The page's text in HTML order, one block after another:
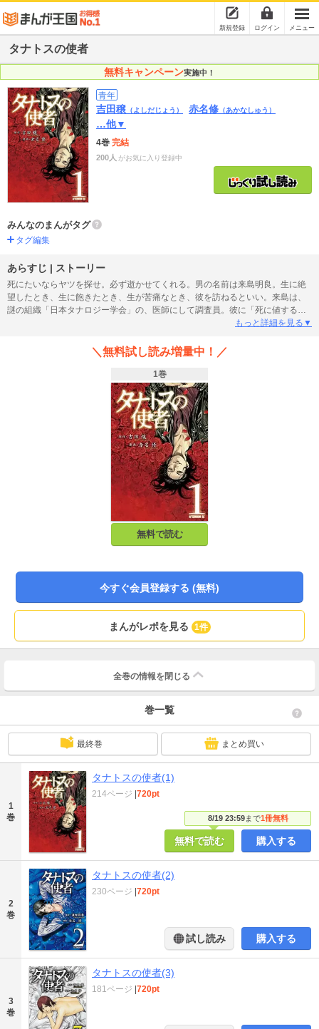
新規登録 ログイン メニュー
タナトスの使者
無料キャンペーン実施中！
青年
吉田穣 （よしだじょう） 赤名修 （あかなしゅう）
…他▼
4巻 完結
200人 がお気に入り登録中
みんなのまんがタグ
タグ編集
あらすじ | ストーリー
死にたいならヤツを探せ。必ず逝かせてくれる。男の名前は来島明良。生に絶
望したとき、生に飽きたとき、生が苦痛なとき、彼を訪ねるといい。来島は、
謎の組織「日本タナロジー学会」の、医師にして調査員。彼に「死に値する」
と認められた人間は、安らかな死を処方してもらえるのだ…。『勇午』の赤名
持を得た本作が、単行本でついに登場！
もっと詳細を見る▼
＼無料試し読み増量中！／
1巻
無料で読む
今すぐ会員登録する (無料)
まんがレポを見る 1件
全巻の情報を 閉じる
巻一覧
最終巻 まとめ買い
1
巻
タナトスの使者(1)
8/19 23:59まで1冊無料
214ページ |720pt
無料で読む 購入する
2
巻
タナトスの使者(2)
230ページ |720pt
試し読み 購入する
3
巻
タナトスの使者(3)
181ページ |720pt